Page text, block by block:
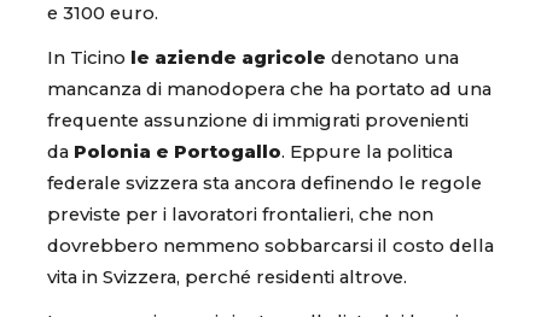
e 3100 euro.
In Ticino le aziende agricole denotano una
mancanza di manodopera che ha portato ad una
frequente assunzione di immigrati provenienti
da Polonia e Portogallo. Eppure la politica
federale svizzera sta ancora definendo le regole
previste per i lavoratori frontalieri, che non
dovrebbero nemmeno sobbarcarsi il costo della
vita in Svizzera, perché residenti altrove.